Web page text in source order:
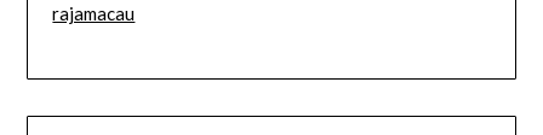
rajamacau